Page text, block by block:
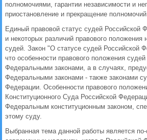
полномочиями, гарантии независимости и
приостановление и прекращение
Единый правовой статус судей Российской
и некоторых различий правового положения
судей. Закон "О статусе судей Российской
что особенности правового положения
Федеральными законами, а в случаях,
Федеральными законами - также законами
Федерации. Особенности правового
Конституционного Суда Российской
Федеральным конституционным законом,
этому суду.
Выбранная тема данной работы является